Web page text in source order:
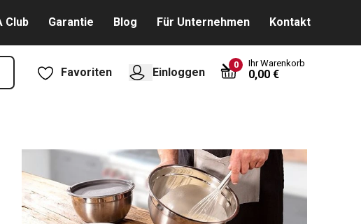
Club Garantie Blog Für Unternehmen Kontakt
Favoriten Einloggen
0 Ihr Warenkorb
0,00 €